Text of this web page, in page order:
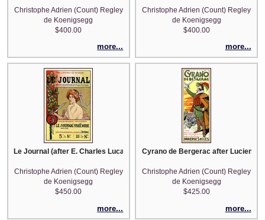
Christophe Adrien (Count) Regley
de Koenigsegg
$400.00
more...
Christophe Adrien (Count) Regley
de Koenigsegg
$400.00
more...
Le Journal (after E. Charles Lucas)
Christophe Adrien (Count) Regley
de Koenigsegg
$450.00
more...
Cyrano de Bergerac after Lucien
Christophe Adrien (Count) Regley
de Koenigsegg
$425.00
more...